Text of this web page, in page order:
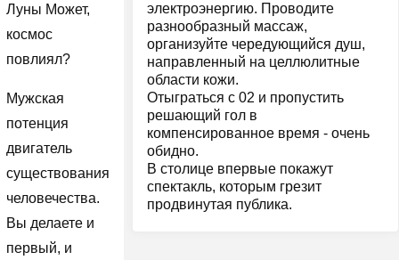
Луны Может,
космос
повлиял?
Мужская
потенция
двигатель
существования
человечества.
Вы делаете и
первый, и
электроэнергию. Проводите
разнообразный массаж,
организуйте чередующийся душ,
направленный на целлюлитные
области кожи.
Отыграться с 02 и пропустить
решающий гол в
компенсированное время - очень
обидно.
В столице впервые покажут
спектакль, которым грезит
продвинутая публика.